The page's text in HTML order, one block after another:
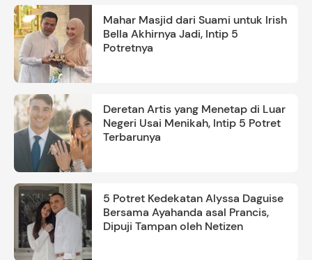
Mahar Masjid dari Suami untuk Irish
Bella Akhirnya Jadi, Intip 5
Potretnya
Deretan Artis yang Menetap di Luar
Negeri Usai Menikah, Intip 5 Potret
Terbarunya
5 Potret Kedekatan Alyssa Daguise
Bersama Ayahanda asal Prancis,
Dipuji Tampan oleh Netizen